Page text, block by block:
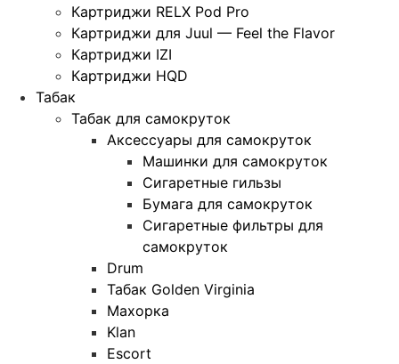
Картриджи RELX Pod Pro
Картриджи для Juul — Feel the Flavor
Картриджи IZI
Картриджи HQD
Табак
Табак для самокруток
Аксессуары для самокруток
Машинки для самокруток
Сигаретные гильзы
Бумага для самокруток
Сигаретные фильтры для
самокруток
Drum
Табак Golden Virginia
Махорка
Klan
Escort